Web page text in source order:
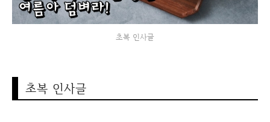
초복 인사글
초복 인사글